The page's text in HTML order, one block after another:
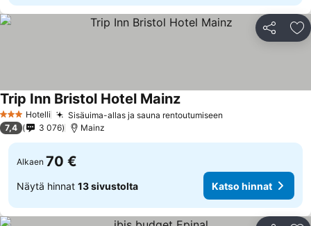
Jaa
3 Tähtiluokitus
Hotelli Sisäuima-allas ja sauna rentoutumiseen
Trip Inn Bristol Hotel MainzKatso hinnat
7,4 3 076 Mainz
Alkaen 70 €
Näytä hinnat 13 sivustolta Katso hinnat